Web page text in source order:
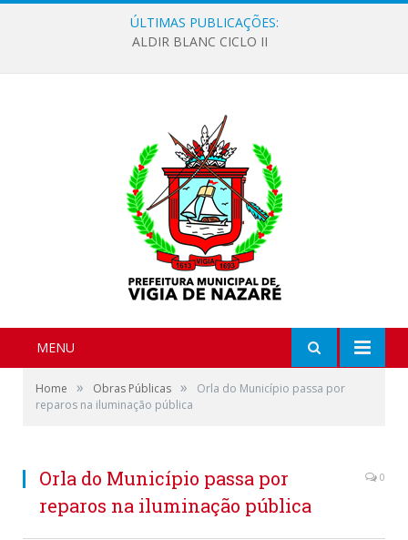
ÚLTIMAS PUBLICAÇÕES:
ALDIR BLANC CICLO II
MENU
Home » Obras Públicas »
Orla do Município passa por
reparos na iluminação pública
Orla do Município passa por
reparos na iluminação pública
0